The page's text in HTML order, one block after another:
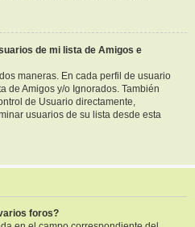
de mi lista de Amigos e
maneras. En cada perfil de usuario
de Amigos y/o Ignorados. También
de Usuario directamente,
usuarios de su lista desde esta
foros?